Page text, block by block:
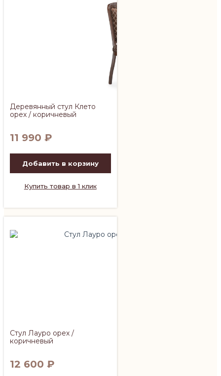
Деревянный стул Клето
орех / коричневый
11 990 ₽
Добавить в корзину
Купить товар в 1 клик
Стул Лауро орех /
коричневый
12 600 ₽